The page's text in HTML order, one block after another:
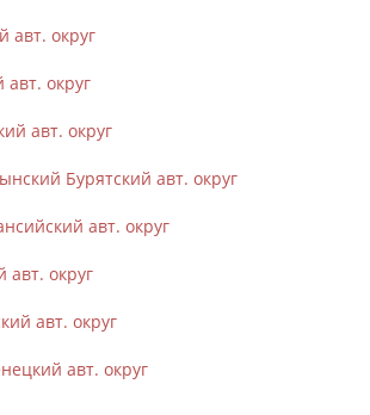
авт. округ
округ
авт. округ
Бурятский авт. округ
авт. округ
авт. округ
авт. округ
авт. округ